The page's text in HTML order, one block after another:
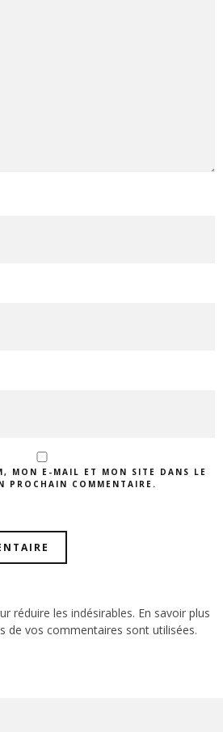
MON E-MAIL ET MON SITE DANS LE
PROCHAIN COMMENTAIRE.
réduire les indésirables. En savoir plus
de vos commentaires sont utilisées.